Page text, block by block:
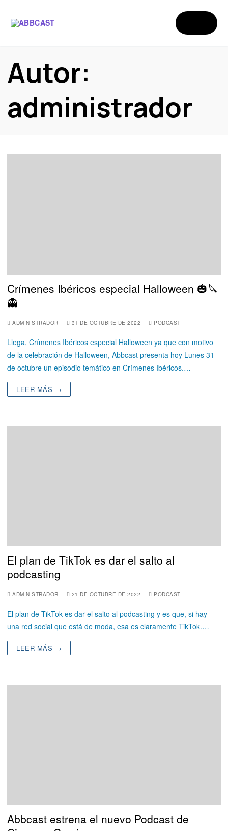
Autor:
administrador
Crímenes Ibéricos especial Halloween 🎃🔪
👻
ADMINISTRADOR 31 DE OCTUBRE DE 2022 PODCAST
Llega, Crímenes Ibéricos especial Halloween ya que con motivo
de la celebración de Halloween, Abbcast presenta hoy Lunes 31
de octubre un episodio temático en Crímenes Ibéricos.…
LEER MÁS →
El plan de TikTok es dar el salto al
podcasting
ADMINISTRADOR 21 DE OCTUBRE DE 2022 PODCAST
El plan de TikTok es dar el salto al podcasting y es que, si hay
una red social que está de moda, esa es claramente TikTok.…
LEER MÁS →
Abbcast estrena el nuevo Podcast de